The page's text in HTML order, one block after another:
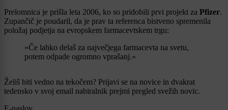
Prelomnica je prišla leta 2006, ko so pridobili prvi projekt za Pfizer.
Zupančič je poudaril, da je prav ta referenca bistveno spremenila
položaj podjetja na evropskem farmacevtskem trgu:
»Če lahko delaš za največjega farmacevta na svetu,
potem odpade ogromno vprašanj.«
Želiš biti vedno na tekočem? Prijavi se na novice in dvakrat
tedensko v svoj email nabiralnik prejmi pregled svežih novic.
E-naslov